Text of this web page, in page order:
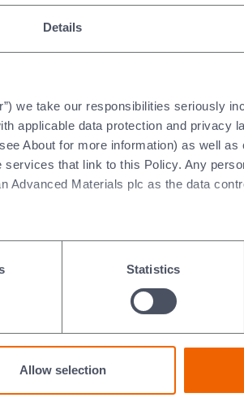
Details
we take our responsibilities seriously
applicable data protection and privacy
About for more information) as well
services that link to this Policy. Any
Advanced Materials plc as the data
Statistics
Allow selection
Bitte klicken Sie entweder auf den
indem Sie die Angaben am Ende
erforderlich ist
wenn dies für die Verfolgung unserer
unsere Produkte und
bei Verkaufs- und anderen
Marktbedingungen und die Bedürfnisse
Aspekte unseres
Verpflichtungen
wenn wir gesetzlich dazu